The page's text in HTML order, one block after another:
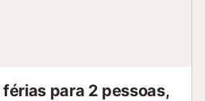
para 2 pessoas,